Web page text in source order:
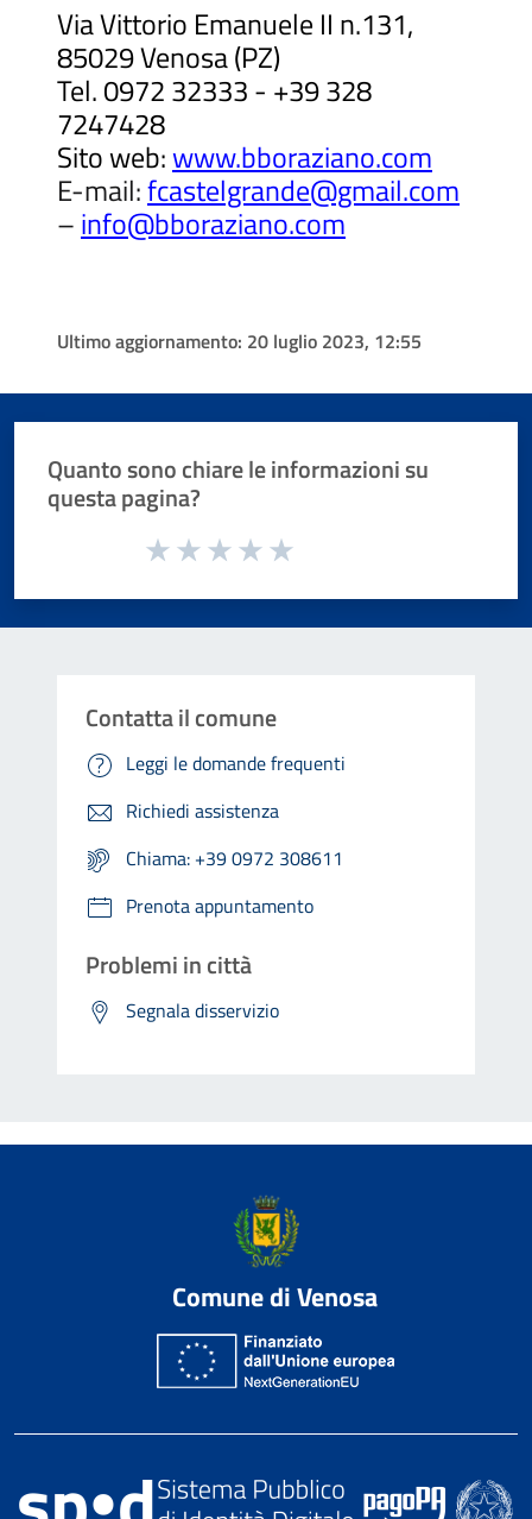
Via Vittorio Emanuele II n.131,
85029 Venosa (PZ)
Tel. 0972 32333 - +39 328
7247428
Sito web:www.bboraziano.com
E-mail:fcastelgrande@gmail.com
–info@bboraziano.com
Ultimo aggiornamento: 20 luglio 2023, 12:55
Quanto sono chiare le informazioni su
questa pagina?
Valuta da 1 a 5 stelle la pagina
Contatta il comune
Leggi le domande frequenti
Richiedi assistenza
Chiama: +39 0972 308611
Prenota appuntamento
Problemi in città
Segnala disservizio
Comune di Venosa